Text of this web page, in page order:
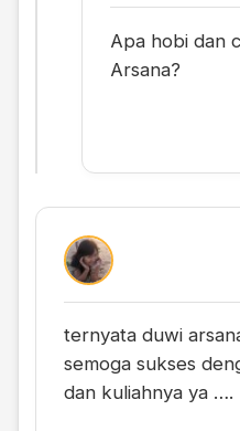
Apa hobi dan
Arsana?
ternyata duwi
semoga sukses
dan kuliahnya ya ….